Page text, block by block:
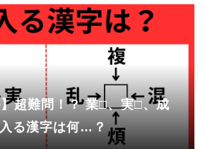
超難問！？ 業□、実□、成
る漢字は何…？